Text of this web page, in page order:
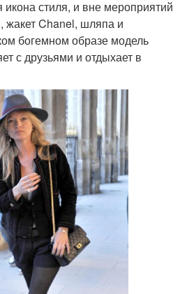
икона стиля, и вне мероприятий
Chanel, шляпа и
богемном образе модель
с друзьями и отдыхает в